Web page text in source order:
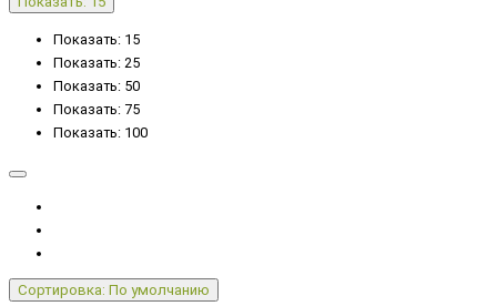
Показать: 15
Показать: 25
Показать: 50
Показать: 75
Показать: 100
Сортировка: По умолчанию